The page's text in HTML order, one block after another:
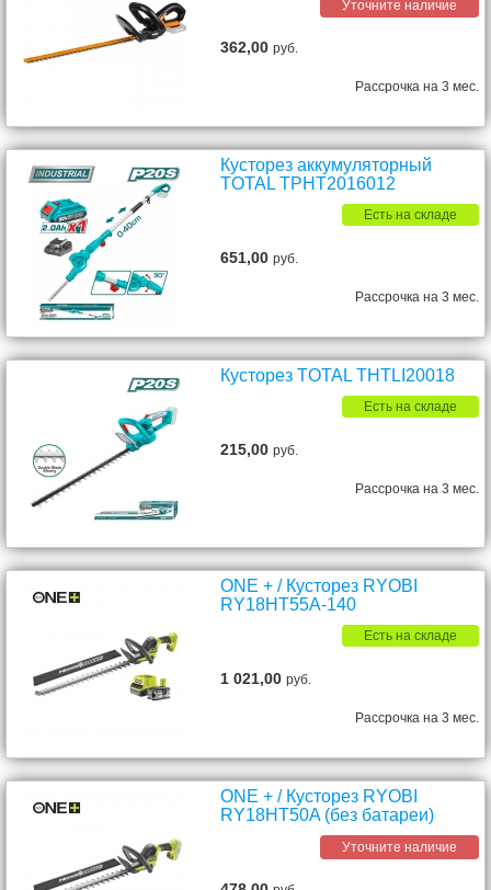
Уточните наличие
362,00руб.
Рассрочка на 3 мес.
Кусторез аккумуляторный
TOTAL TPHT2016012
Есть на складе
651,00руб.
Рассрочка на 3 мес.
Кусторез TOTAL THTLI20018
Есть на складе
215,00руб.
Рассрочка на 3 мес.
ONE + / Кусторез RYOBI
RY18HT55A-140
Есть на складе
1 021,00руб.
Рассрочка на 3 мес.
ONE + / Кусторез RYOBI
RY18HT50A (без батареи)
Уточните наличие